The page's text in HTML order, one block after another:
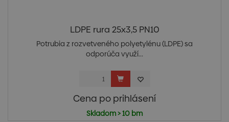
LDPE rura 25x3,5 PN10
Potrubia z rozvetveného polyetylénu (LDPE) sa
odporúča využí...
Cena po prihlásení
Skladom > 10 bm